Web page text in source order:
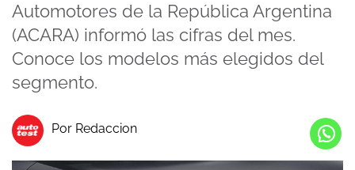
Automotores de la República Argentina
(ACARA) informó las cifras del mes.
Conoce los modelos más elegidos del
segmento.
Por Redaccion